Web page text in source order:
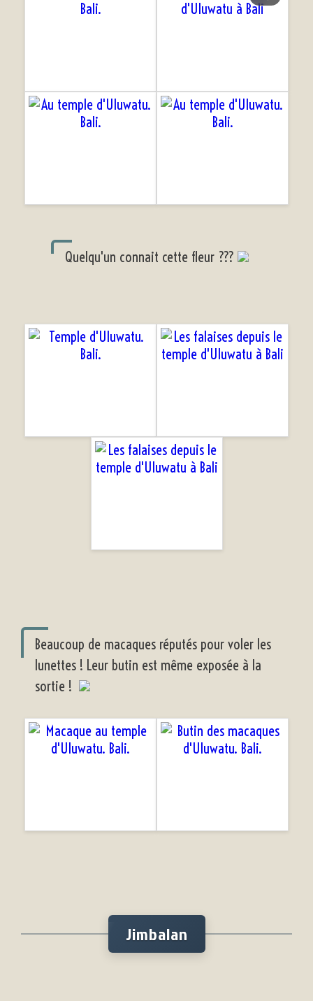
Quelqu'un connait cette fleur ???
Beaucoup de macaques réputés pour voler les
lunettes ! Leur butin est même exposée à la
sortie !
Jimbalan